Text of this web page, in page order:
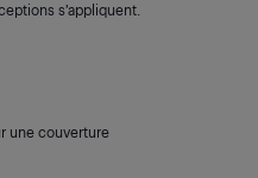
s’appliquent.
une couverture